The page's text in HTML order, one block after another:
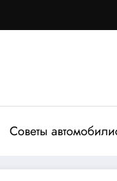
Советы